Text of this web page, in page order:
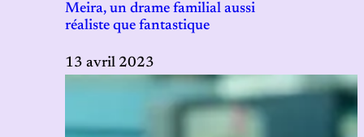
Meira, un drame familial aussi
réaliste que fantastique
13 avril 2023